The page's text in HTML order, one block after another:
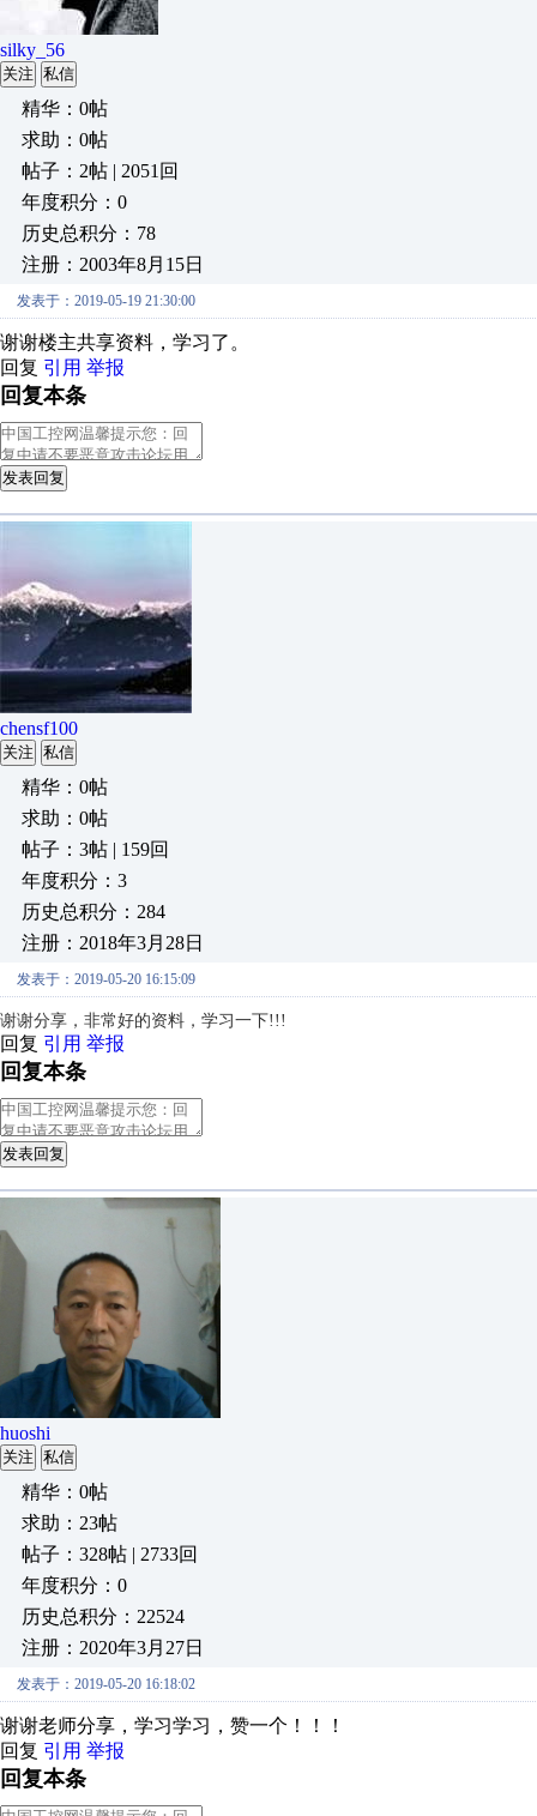
silky_56
关注 私信
精华：0帖
求助：0帖
帖子：2帖 | 2051回
年度积分：0
历史总积分：78
注册：2003年8月15日
发表于：2019-05-19 21:30:00
谢谢楼主共享资料，学习了。
回复 引用 举报
回复本条
发表回复
chensf100
关注 私信
精华：0帖
求助：0帖
帖子：3帖 | 159回
年度积分：3
历史总积分：284
注册：2018年3月28日
发表于：2019-05-20 16:15:09
谢谢分享，非常好的资料，学习一下!!!
回复 引用 举报
回复本条
发表回复
huoshi
关注 私信
精华：0帖
求助：23帖
帖子：328帖 | 2733回
年度积分：0
历史总积分：22524
注册：2020年3月27日
发表于：2019-05-20 16:18:02
谢谢老师分享，学习学习，赞一个！！！
回复 引用 举报
回复本条